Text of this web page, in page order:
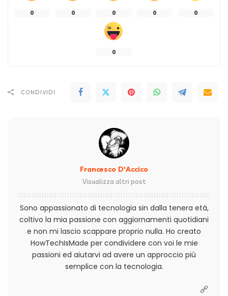
0 0 0 0 0
0
CONDIVIDI
Francesco D'Accico
Visualizza altri post
Sono appassionato di tecnologia sin dalla tenera età,
coltivo la mia passione con aggiornamenti quotidiani
e non mi lascio scappare proprio nulla. Ho creato
HowTechIsMade per condividere con voi le mie
passioni ed aiutarvi ad avere un approccio più
semplice con la tecnologia.